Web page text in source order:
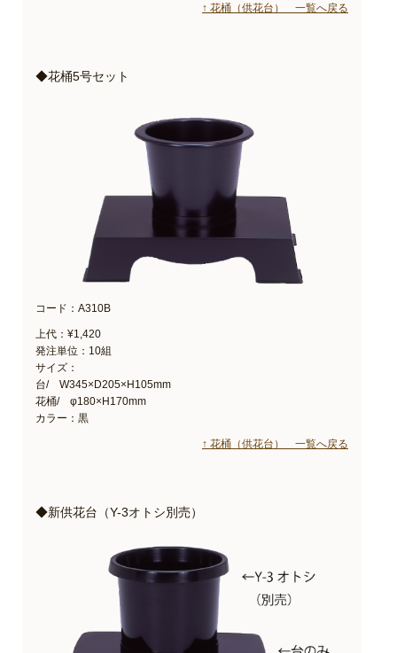
↑ 花桶（供花台） 一覧へ戻る
◆花桶5号セット
コード：A310B
上代：¥1,420
発注単位：10組
サイズ：
台/ W345×D205×H105mm
花桶/ φ180×H170mm
カラー：黒
↑ 花桶（供花台） 一覧へ戻る
◆新供花台（Y-3オトシ別売）